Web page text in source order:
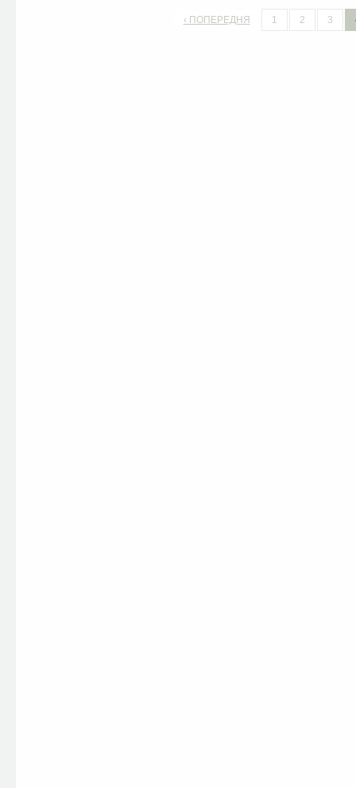
‹ ПОПЕРЕДНЯ 1 2 3